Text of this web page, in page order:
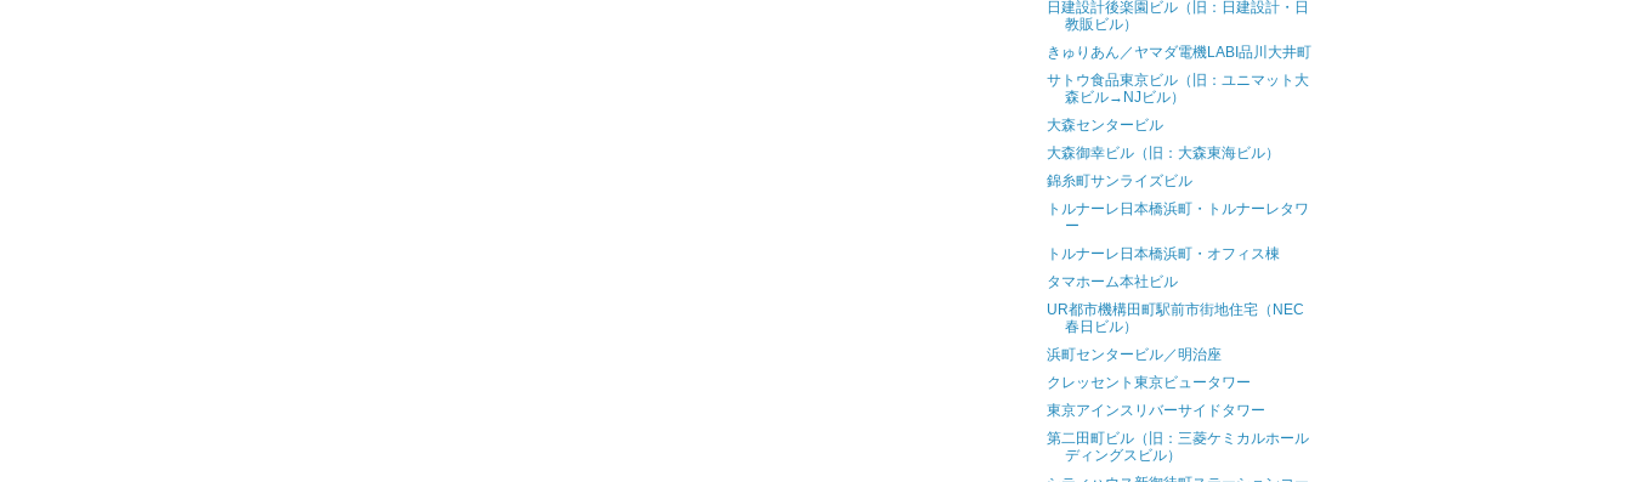
日建設計後楽園ビル（旧：日建設計・日
教販ビル）
きゅりあん／ヤマダ電機LABI品川大井町
サトウ食品東京ビル（旧：ユニマット大
森ビル→NJビル）
大森センタービル
大森御幸ビル（旧：大森東海ビル）
錦糸町サンライズビル
トルナーレ日本橋浜町・トルナーレタワ
ー
トルナーレ日本橋浜町・オフィス棟
タマホーム本社ビル
UR都市機構田町駅前市街地住宅（NEC
春日ビル）
浜町センタービル／明治座
クレッセント東京ビュータワー
東京アインスリバーサイドタワー
第二田町ビル（旧：三菱ケミカルホール
ディングスビル）